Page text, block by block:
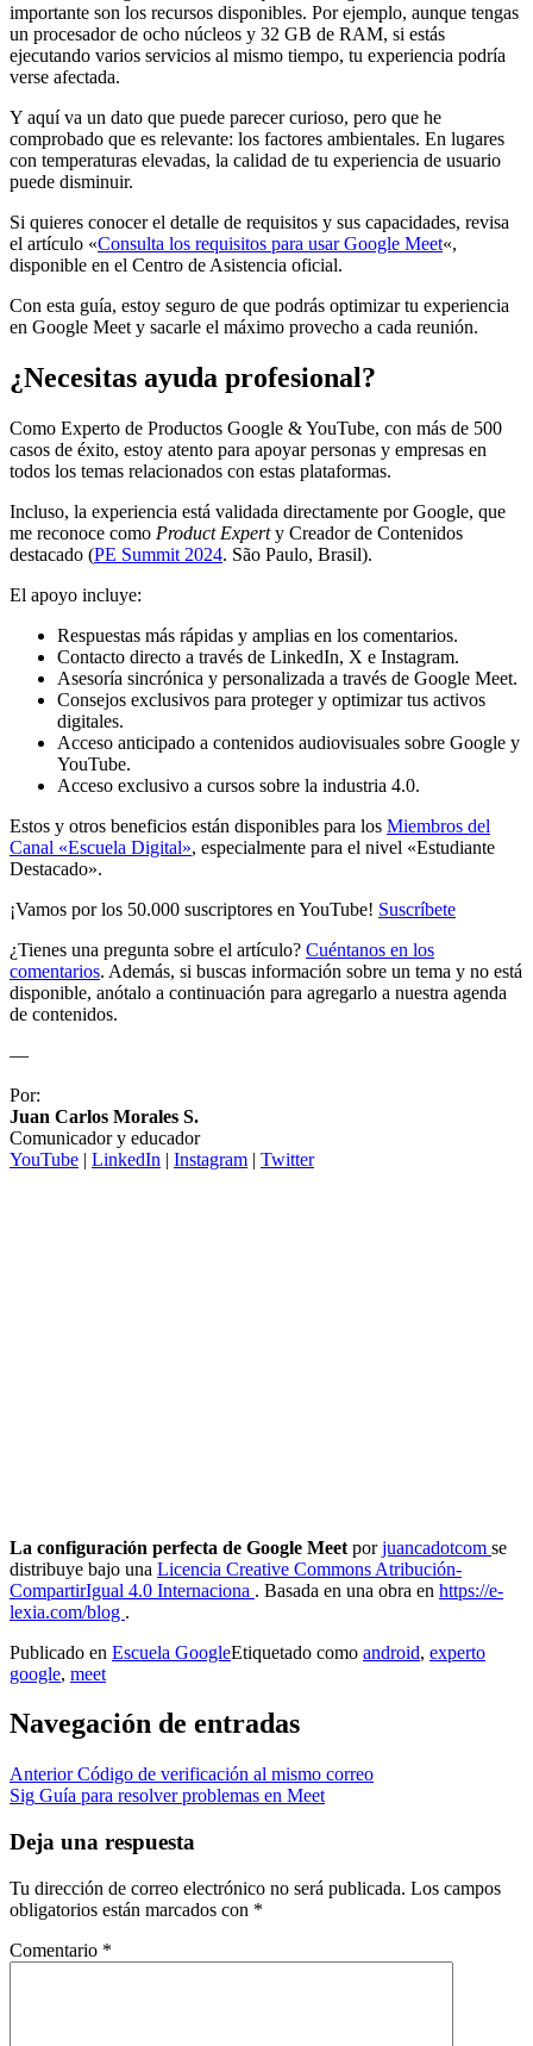
importante son los recursos disponibles. Por ejemplo, aunque tengas
un procesador de ocho núcleos y 32 GB de RAM, si estás
ejecutando varios servicios al mismo tiempo, tu experiencia podría
verse afectada.
Y aquí va un dato que puede parecer curioso, pero que he
comprobado que es relevante: los factores ambientales. En lugares
con temperaturas elevadas, la calidad de tu experiencia de usuario
puede disminuir.
Si quieres conocer el detalle de requisitos y sus capacidades, revisa
el artículo «Consulta los requisitos para usar Google Meet«,
disponible en el Centro de Asistencia oficial.
Con esta guía, estoy seguro de que podrás optimizar tu experiencia
en Google Meet y sacarle el máximo provecho a cada reunión.
¿Necesitas ayuda profesional?
Como Experto de Productos Google & YouTube, con más de 500
casos de éxito, estoy atento para apoyar personas y empresas en
todos los temas relacionados con estas plataformas.
Incluso, la experiencia está validada directamente por Google, que
me reconoce como Product Experty Creador de Contenidos
destacado (PE Summit 2024. São Paulo, Brasil).
El apoyo incluye:
Respuestas más rápidas y amplias en los comentarios.
Contacto directo a través de LinkedIn, X e Instagram.
Asesoría sincrónica y personalizada a través de Google Meet.
Consejos exclusivos para proteger y optimizar tus activos
digitales.
Acceso anticipado a contenidos audiovisuales sobre Google y
YouTube.
Acceso exclusivo a cursos sobre la industria 4.0.
Estos y otros beneficios están disponibles para los Miembros del
Canal «Escuela Digital», especialmente para el nivel «Estudiante
Destacado».
¡Vamos por los 50.000 suscriptores en YouTube! Suscríbete
¿Tienes una pregunta sobre el artículo? Cuéntanos en los
comentarios. Además, si buscas información sobre un tema y no está
disponible, anótalo a continuación para agregarlo a nuestra agenda
de contenidos.
—
Por:
Juan Carlos Morales S.
Comunicador y educador
YouTube | LinkedIn | Instagram | Twitter
La configuración perfecta de Google Meet porjuancadotcom se
distribuye bajo una Licencia Creative Commons Atribución-
CompartirIgual 4.0 Internaciona . Basada en una obra en https://e-
lexia.com/blog .
Publicado en Escuela GoogleEtiquetado como android, experto
google, meet
Navegación de entradas
Anterior Código de verificación al mismo correo
Sig Guía para resolver problemas en Meet
Deja una respuesta
Tu dirección de correo electrónico no será publicada. Los campos
obligatorios están marcados con *
Comentario *